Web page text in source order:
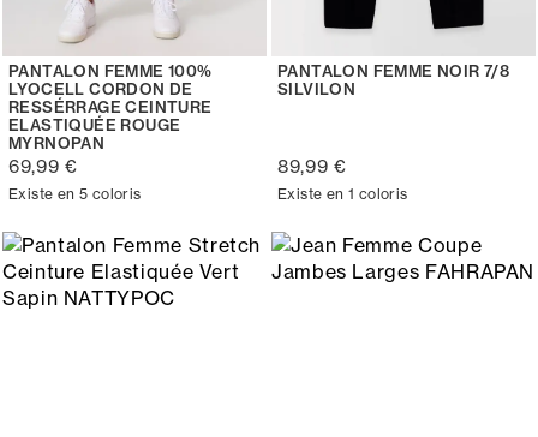
PANTALON FEMME 100%
LYOCELL CORDON DE
RESSÉRRAGE CEINTURE
ELASTIQUÉE ROUGE
MYRNOPAN
69,99 €
Existe en 5 coloris
PANTALON FEMME NOIR 7/8
SILVILON
89,99 €
Existe en 1 coloris